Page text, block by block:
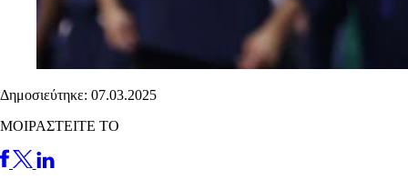
Δημοσιεύτηκε: 07.03.2025
ΜΟΙΡΑΣΤΕΙΤΕ ΤΟ